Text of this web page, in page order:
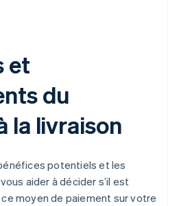
et
du
la livraison
potentiels et les
aider à décider s’il est
moyen de paiement sur votre